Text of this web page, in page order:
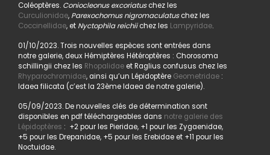
Coléoptères. Coniocleonus excoriatuschez les
Curculionidae, Parexochomus nigromaculatuschez les
Coccinellidae, et Nyctophila reichiichez les Lampyridae.
01/10/2023. Trois nouvelles espèces sont entrées dans
notre galerie, deux Hémiptères Hétéroptères : Chorosoma
schillingii chez les Rhopalidaeet Raglius confusus chez les
Rhyparochromidae, ainsi qu’un Lépidoptère Geometridae:
Idaea filicata (c’est la 23ème Idaea de notre galerie).
05/09/2023. De nouvelles clés de détermination sont
disponibles en pdf téléchargeables dans notre galerie des
Lépidoptères : +2 pour les Pieridae, +1 pour les Zygaenidae,
+5 pour les Drepanidae, +5 pour les Erebidae et +11 pour les
Noctuidae.